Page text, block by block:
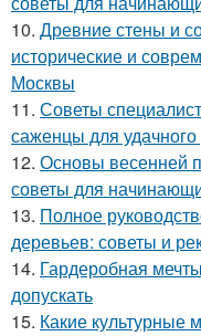
10. Древние стены и
исторические и
Москвы
11. Советы
саженцы для удачного
12. Основы весенней
советы для
13. Полное
деревьев: советы и
14. Гардеробная
допускать
15. Какие культурные